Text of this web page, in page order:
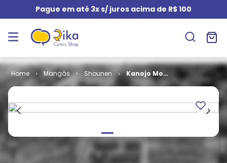
Pague em até 3x s/ juros acima de R$ 100
Mangás Shounen
Kanojo Mo
Kanojo -
Namoradas #